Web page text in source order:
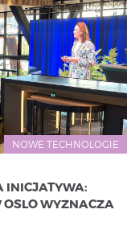
NOWE TECHNOLOGIE
INICJATYWA:
OSLO WYZNACZA